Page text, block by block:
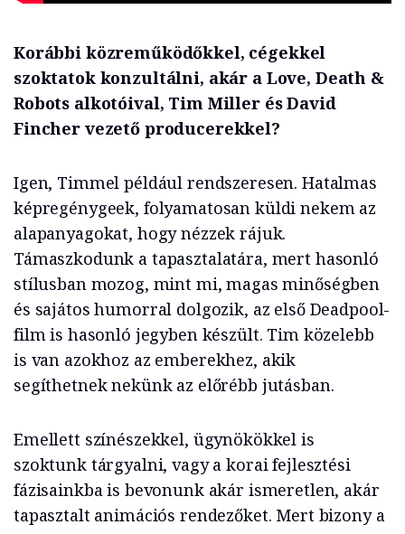
Korábbi közreműködőkkel, cégekkel
szoktatok konzultálni, akár a Love, Death &
Robots alkotóival, Tim Miller és David
Fincher vezető producerekkel?
Igen, Timmel például rendszeresen. Hatalmas
képregénygeek, folyamatosan küldi nekem az
alapanyagokat, hogy nézzek rájuk.
Támaszkodunk a tapasztalatára, mert hasonló
stílusban mozog, mint mi, magas minőségben
és sajátos humorral dolgozik, az első Deadpool-
film is hasonló jegyben készült. Tim közelebb
is van azokhoz az emberekhez, akik
segíthetnek nekünk az előrébb jutásban.
Emellett színészekkel, ügynökökkel is
szoktunk tárgyalni, vagy a korai fejlesztési
fázisainkba is bevonunk akár ismeretlen, akár
tapasztalt animációs rendezőket. Mert bizony a